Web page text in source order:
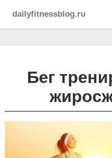
dailyfitnessblog.ru
Бег